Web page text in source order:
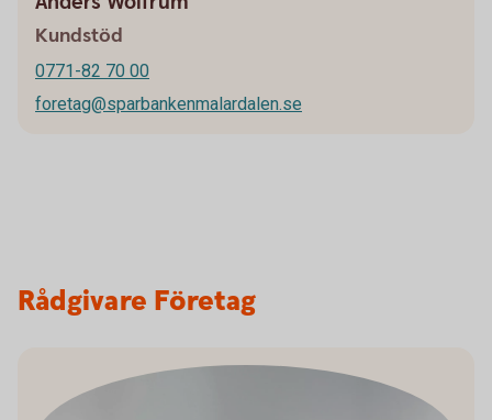
Kundstöd
0771-82 70 00
foretag@sparbankenmalardalen.se
Rådgivare Företag